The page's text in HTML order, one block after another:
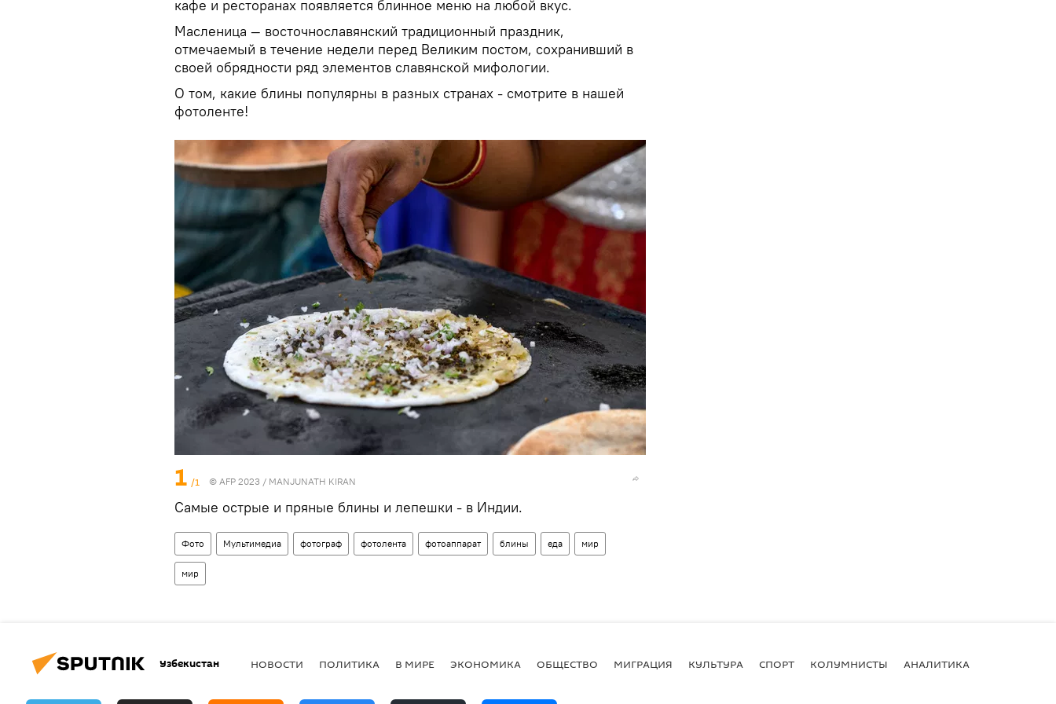
кафе и ресторанах появляется блинное меню на любой вкус.
Масленица — восточнославянский традиционный праздник,
отмечаемый в течение недели перед Великим постом, сохранивший в
своей обрядности ряд элементов славянской мифологии.
О том, какие блины популярны в разных странах - смотрите в нашей
фотоленте!
1 /1 © AFP 2023 / MANJUNATH KIRAN
Самые острые и пряные блины и лепешки - в Индии.
Фото Мультимедиа фотограф фотолента фотоаппарат блины еда мир
мир
Узбекистан НОВОСТИ ПОЛИТИКА В МИРЕ ЭКОНОМИКА ОБЩЕСТВО МИГРАЦИЯ КУЛЬТУРА СПОРТ КОЛУМНИСТЫ АНАЛИТИКА